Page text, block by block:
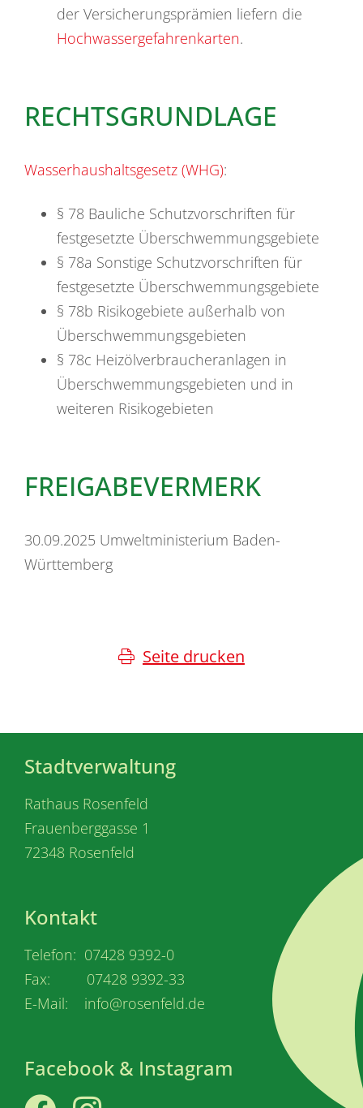
der Versicherungsprämien liefern die
Hochwassergefahrenkarten.
RECHTSGRUNDLAGE
Wasserhaushaltsgesetz (WHG):
§ 78 Bauliche Schutzvorschriften für
festgesetzte Überschwemmungsgebiete
§ 78a Sonstige Schutzvorschriften für
festgesetzte Überschwemmungsgebiete
§ 78b Risikogebiete außerhalb von
Überschwemmungsgebieten
§ 78c Heizölverbraucheranlagen in
Überschwemmungsgebieten und in
weiteren Risikogebieten
FREIGABEVERMERK
30.09.2025 Umweltministerium Baden-
Württemberg
Seite drucken
Stadtverwaltung
Rathaus Rosenfeld
Frauenberggasse 1
72348 Rosenfeld
Kontakt
Telefon: 07428 9392-0
Fax: 07428 9392-33
E-Mail: info@rosenfeld.de
Facebook & Instagram